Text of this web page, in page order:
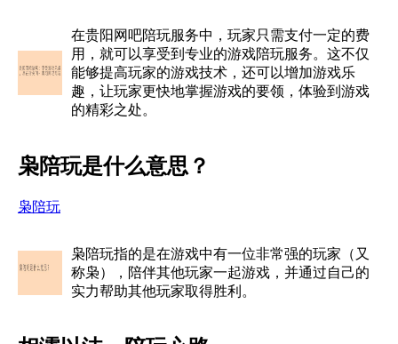
在贵阳网吧陪玩服务中，玩家只需支付一定的费
用，就可以享受到专业的游戏陪玩服务。这不仅
能够提高玩家的游戏技术，还可以增加游戏乐
趣，让玩家更快地掌握游戏的要领，体验到游戏
的精彩之处。
枭陪玩是什么意思？
枭陪玩
枭陪玩指的是在游戏中有一位非常强的玩家（又
称枭），陪伴其他玩家一起游戏，并通过自己的
实力帮助其他玩家取得胜利。